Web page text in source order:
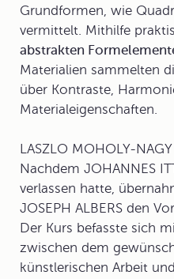
Grundformen, wie
vermittelt. Mithilfe
abstrakten
Materialien sammelten
über Kontraste,
Materialeigenschaften.
LASZLO MOHOLY-
Nachdem JOHANNES
verlassen hatte,
JOSEPH ALBERS den
Der Kurs befasste sich
zwischen dem
künstlerischen Arbeit